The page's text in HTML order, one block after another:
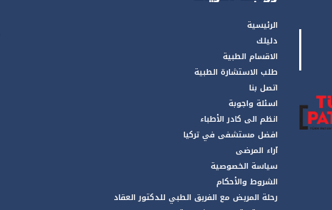
الرئيسية
دليلك
الاقسام الطبية
طلب الاستشارة الطبية
اتصل بنا
اسئلة واجوبة
انظم الى كادر الأطباء
افضل مستشفى في تركيا
آراء المرضى
سياسة الخصوصية
الشروط والأحكام
رحلة المريض مع الفريق الطبي للدكتور العقاد